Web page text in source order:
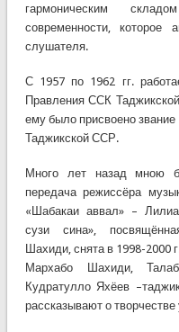
гармоническим
современности, которое
слушателя.
С 1957 по 1962 гг.
Правления ССК
ему было присвоено звание
Таджикской ССР.
Много лет назад мною
передача режиссёра
«Шабакаи аввал» –
сузи сина»,
Шахиди, снята в 1998-2000
Мархабо Шахиди,
Кудратулло Яхёев
рассказывают о творчестве